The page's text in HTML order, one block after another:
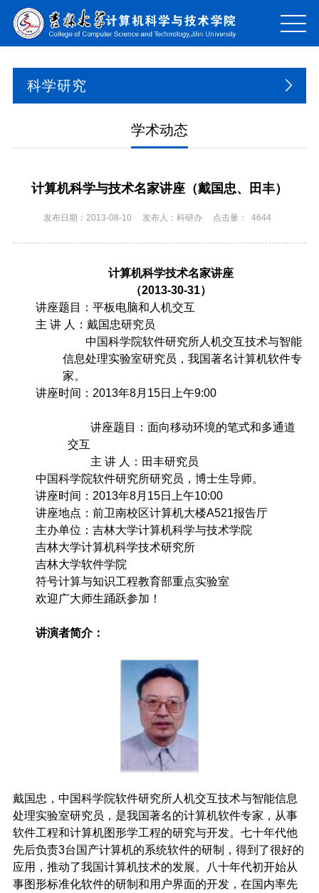
科学研究
学术动态
计算机科学与技术名家讲座（戴国忠、田丰）
发布日期：2013-08-10 发布人：科研办 点击量： 4644
计算机科学技术名家讲座
（2013-30-31）
讲座题目：平板电脑和人机交互
主 讲 人：戴国忠研究员
中国科学院软件研究所人机交互技术与智能
信息处理实验室研究员，我国著名计算机软件专
家。
讲座时间：2013年8月15日上午9:00
讲座题目：面向移动环境的笔式和多通道
交互
主 讲 人：田丰研究员
中国科学院软件研究所研究员，博士生导师。
讲座时间：2013年8月15日上午10:00
讲座地点：前卫南校区计算机大楼A521报告厅
主办单位：吉林大学计算机科学与技术学院
吉林大学计算机科学技术研究所
吉林大学软件学院
符号计算与知识工程教育部重点实验室
欢迎广大师生踊跃参加！
讲演者简介：
戴国忠，中国科学院软件研究所人机交互技术与智能信息
处理实验室研究员，是我国著名的计算机软件专家，从事
软件工程和计算机图形学工程的研究与开发。七十年代他
先后负责3台国产计算机的系统软件的研制，得到了很好的
应用，推动了我国计算机技术的发展。八十年代初开始从
事图形标准化软件的研制和用户界面的开发，在国内率先